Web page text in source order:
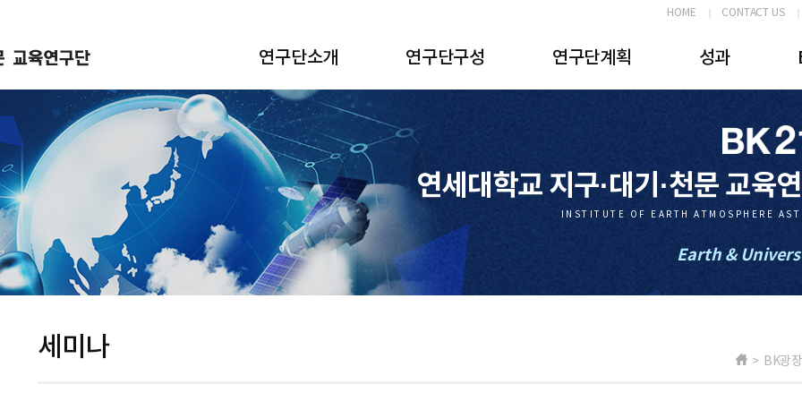
HOME CONTACT US
연구단소개 연구단구성 연구단계획 성과
연세대학교 지구·대기·천문 교육
INSTITUTE OF EARTH ATMOSPHERE
Earth &
세미나 > BK광